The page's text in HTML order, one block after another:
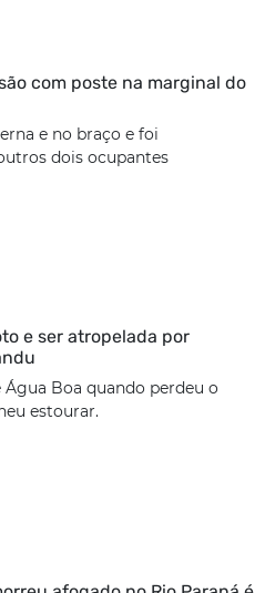
com poste na marginal do
e no braço e foi
dois ocupantes
e ser atropelada por
Boa quando perdeu o
estourar.